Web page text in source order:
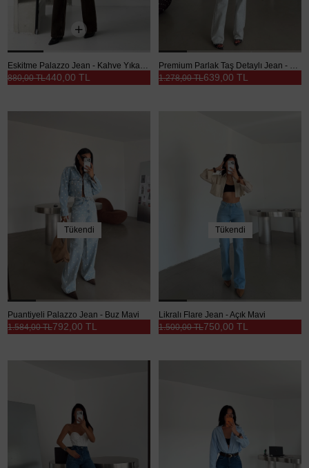
Eskitme Palazzo Jean - Kahve Yıkama
440,00 TL
880,00 TL
Premium Parlak Taş Detaylı Jean - Buz Mavi
639,00 TL
1.278,00 TL
Tükendi
Puantiyeli Palazzo Jean - Buz Mavi
792,00 TL
1.584,00 TL
Tükendi
Likralı Flare Jean - Açık Mavi
750,00 TL
1.500,00 TL